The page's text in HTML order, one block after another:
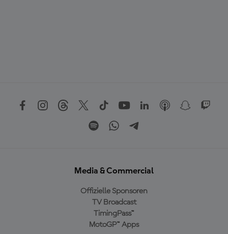
Media & Commercial
Offizielle Sponsoren
TV Broadcast
TimingPass™
MotoGP™ Apps